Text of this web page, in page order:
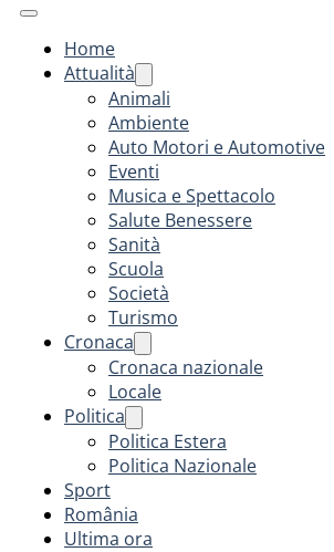
Home
Attualità
Animali
Ambiente
Auto Motori e Automotive
Eventi
Musica e Spettacolo
Salute Benessere
Sanità
Scuola
Società
Turismo
Cronaca
Cronaca nazionale
Locale
Politica
Politica Estera
Politica Nazionale
Sport
România
Ultima ora